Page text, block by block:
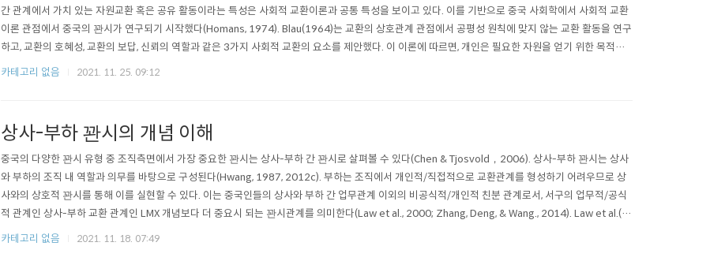
간 관계에서 가치 있는 자원교환 혹은 공유 활동이라는 특성은 사회적 교환이론과 공통 특성을 보이고 있다. 이를 기반으로 중국 사회학에서 사회적 교환
이론 관점에서 중국의 꽌시가 연구되기 시작했다(Homans, 1974). Blau(1964)는 교환의 상호관계 관점에서 공평성 원칙에 맞지 않는 교환 활동을 연구
하고, 교환의 호혜성, 교환의 보답, 신뢰의 역할과 같은 3가지 사회적 교환의 요소를 제안했다. 이 이론에 따르면, 개인은 필요한 자원을 얻기 위한 목적으
로 교환관계를 수립하고, 상호 주고받는 것과의 차이를 기반으로 교환관계를 평가한다(Ridgew..
카테고리 없음 2021. 11. 25. 09:12
상사-부하 꽌시의 개념 이해
중국의 다양한 꽌시 유형 중 조직측면에서 가장 중요한 꽌시는 상사-부하 간 꽌시로 살펴볼 수 있다(Chen & Tjosvold，2006). 상사-부하 꽌시는 상사
와 부하의 조직 내 역할과 의무를 바탕으로 구성된다(Hwang, 1987, 2012c). 부하는 조직에서 개인적/직접적으로 교환관계를 형성하기 어려우므로 상
사와의 상호적 꽌시를 통해 이를 실현할 수 있다. 이는 중국인들의 상사와 부하 간 업무관계 이외의 비공식적/개인적 친분 관계로서, 서구의 업무적/공식
적 관계인 상사-부하 교환 관계인 LMX 개념보다 더 중요시 되는 꽌시관계를 의미한다(Law et al., 2000; Zhang, Deng, & Wang., 2014). Law et al.(2
000)은 이러한 꽌시 형성이 상사와 부하직원의 개인 목..
카테고리 없음 2021. 11. 18. 07:49